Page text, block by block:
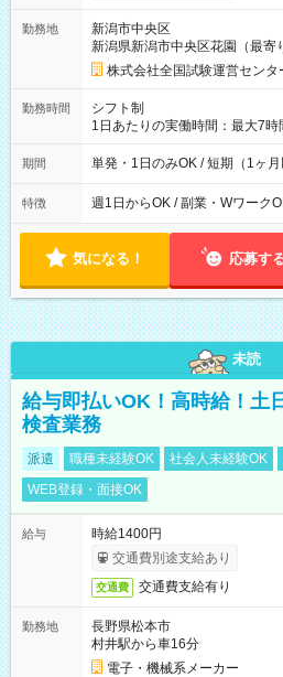
例】 ・河合塾模擬試験 8:30～
×8時間＝日収10,400円＋交通
円の場合あり ・国家試験 7:00
円（役割手当＋100円）×6時間＝日
間】試用期間なし
勤務地
新潟市中央区
新潟県新潟市中央区花園（最寄
株式会社全国試験運営センタ
勤務時間
シフト制
1日あたりの実働時間：最大7
間は 試験により異なります。
期間 単発・1日のみOK / 短期（1ヶ月
特徴 週1日からOK / 副業・Wワーク
気になる！ 応募す
未読
給与即払いOK！高時給！土
検査業務
派遣 職種未経験OK 社会人未経験OK
WEB登録・面接OK
給与
時給1400円
交通費別途支給あり
交通費 交通費支給有り
勤務地
長野県松本市
村井駅から車16分
電子・機械系メーカー